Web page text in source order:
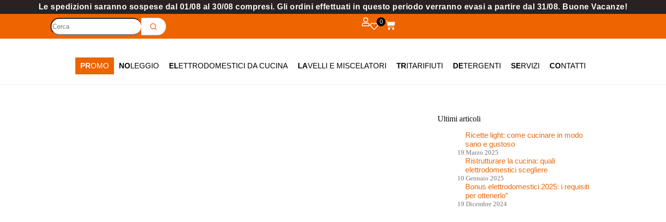
Le spedizioni saranno sospese dal 01/08 al 30/08 compresi. Gli ordini effettuati in questo periodo verranno evasi a partire dal 31/08. Buone Vacanze!
0
PROMO NOLEGGIO ELETTRODOMESTICI DA CUCINA LAVELLI E MISCELATORI TRITARIFIUTI DETERGENTI SERVIZI CONTATTI
Ultimi articoli
Ricette light: come cucinare in modo
sano e gustoso
19 Marzo 2025
Ristrutturare la cucina: quali
elettrodomestici scegliere
10 Gennaio 2025
Bonus elettrodomestici 2025: i requisiti
per ottenerlo”
19 Dicembre 2024